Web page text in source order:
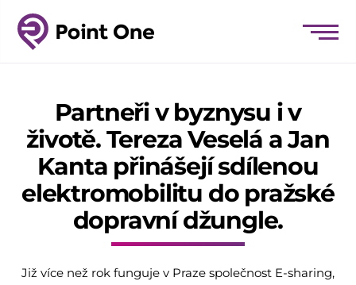
Partneři v byznysu i v
životě. Tereza Veselá a Jan
Kanta přinášejí sdílenou
elektromobilitu do pražské
dopravní džungle.
Již více než rok funguje v Praze společnost E-sharing,